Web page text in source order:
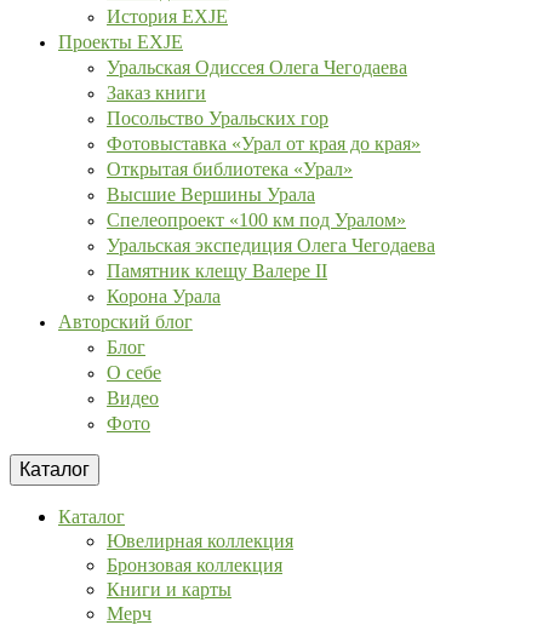
История EXJE
Проекты EXJE
Уральская Одиссея Олега Чегодаева
Заказ книги
Посольство Уральских гор
Фотовыставка «Урал от края до края»
Открытая библиотека «Урал»
Высшие Вершины Урала
Спелеопроект «100 км под Уралом»
Уральская экспедиция Олега Чегодаева
Памятник клещу Валере II
Корона Урала
Авторский блог
Блог
О себе
Видео
Фото
Каталог
Каталог
Ювелирная коллекция
Бронзовая коллекция
Книги и карты
Мерч